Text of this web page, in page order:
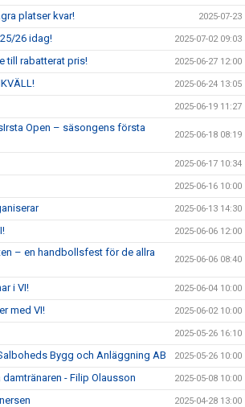
platser kvar! 2025-07-23
26 idag! 2025-07-02 09:03
till rabatterat pris! 2025-06-27 12:00
2025-06-24 13:05
2025-06-19 11:27
Open – säsongens första
2025-06-18 08:19
2025-06-17 10:34
2025-06-16 10:00
2025-06-13 14:30
2025-06-06 12:00
– en handbollsfest för de allra
2025-06-06 08:40
i VI! 2025-06-04 10:00
med VI! 2025-06-02 10:00
2025-05-26 16:10
Bygg och Anläggning AB 2025-05-26 10:00
- Filip Olausson 2025-05-08 10:00
2025-04-28 13:00